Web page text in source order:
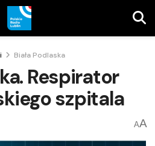
Biała Podlaska
Respirator
szpitala
AA